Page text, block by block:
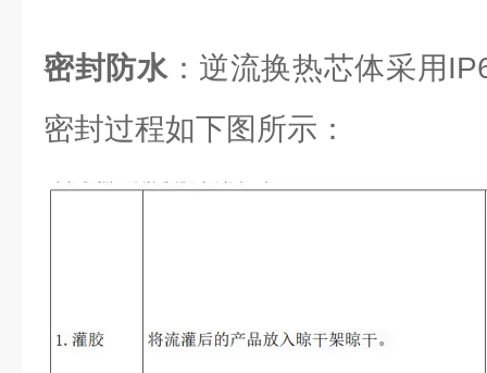
密封防水：逆流换热芯体采用
密封过程如下图所示：